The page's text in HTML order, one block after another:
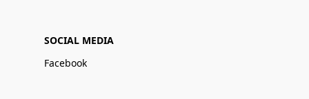
SOCIAL MEDIA
Facebook